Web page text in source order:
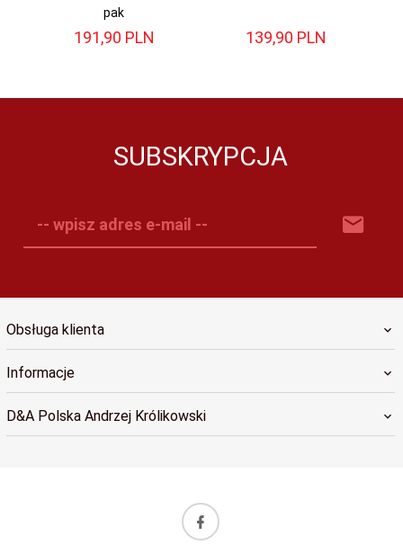
pak
191,90 PLN 139,90 PLN
SUBSKRYPCJA
-- wpisz adres e-mail --
Obsługa klienta
Informacje
D&A Polska Andrzej Królikowski